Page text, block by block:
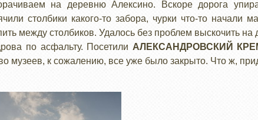
на деревню Алексино. Вскоре дорога
столбики какого-то забора, чурки что-то
между столбиков. Удалось без проблем выскочить на
по асфальту. Посетили АЛЕКСАНДРОВСКИЙ
музеев, к сожалению, все уже было закрыто. Что ж,